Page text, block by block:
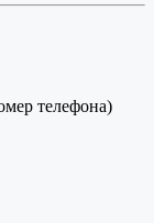
телефона)